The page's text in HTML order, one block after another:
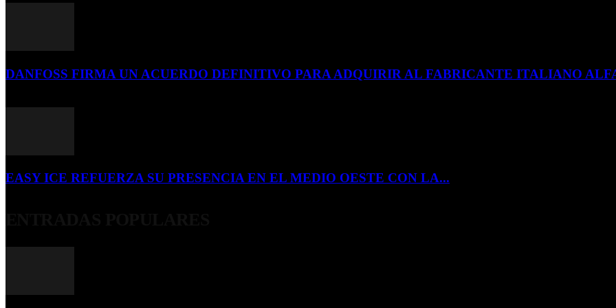
DANFOSS FIRMA UN ACUERDO DEFINITIVO PARA ADQUIRIR AL FABRICANTE ITALIANO
EASY ICE REFUERZA SU PRESENCIA EN EL MEDIO OESTE CON LA...